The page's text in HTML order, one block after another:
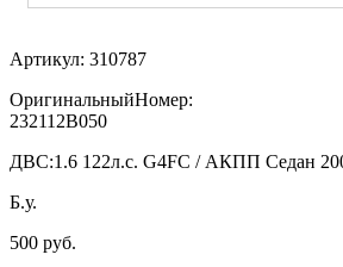
Артикул: 310787
ОригинальныйНомер:
232112B050
ДВС:1.6 122л.с. G4FC / АКПП Седан
Б.у.
500 руб.